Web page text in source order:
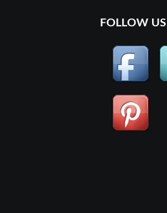
FOLLOW US